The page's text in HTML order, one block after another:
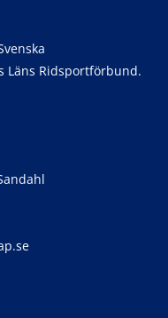
Läns Ridsportförbund.